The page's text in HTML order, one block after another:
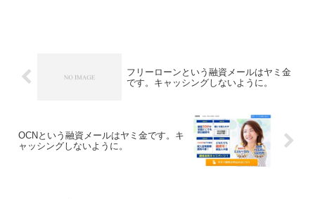
フリーローンという融資メールはヤミ金
です。キャッシングしないように。
OCNという融資メールはヤミ金です。キ
ャッシングしないように。